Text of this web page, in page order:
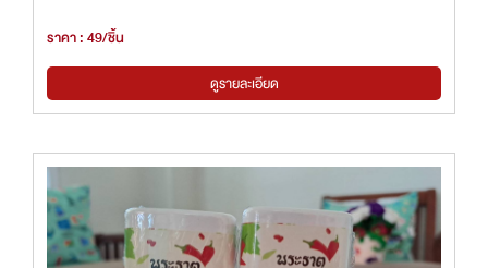
ราคา : 49/ชิ้น
ดูรายละเอียด